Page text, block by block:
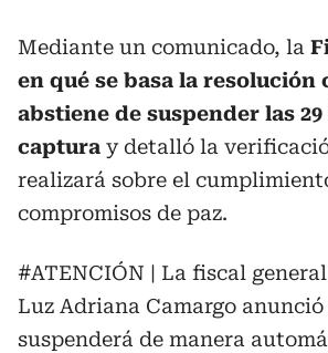
Mediante un comunicado, la
en qué se basa la resolución
abstiene de suspender las
captura y detalló la
realizará sobre el
compromisos de paz.
#ATENCIÓN | La fiscal
Luz Adriana Camargo anunció
suspenderá de manera